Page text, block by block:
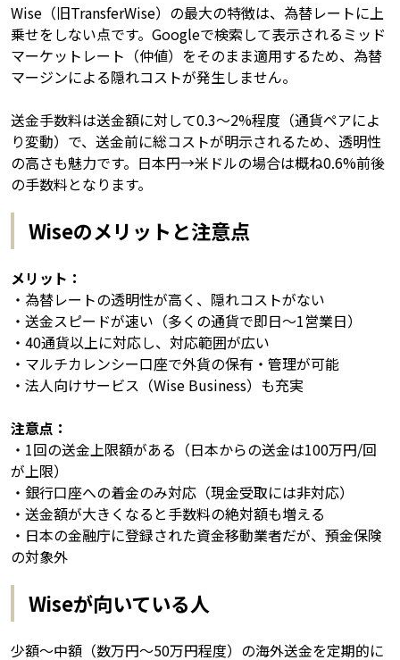
Wise（旧TransferWise）の最大の特徴は、為替レートに上
乗せをしない点です。Googleで検索して表示されるミッド
マーケットレート（仲値）をそのまま適用するため、為替
マージンによる隠れコストが発生しません。
送金手数料は送金額に対して0.3〜2%程度（通貨ペアによ
り変動）で、送金前に総コストが明示されるため、透明性
の高さも魅力です。日本円→米ドルの場合は概ね0.6%前後
の手数料となります。
Wiseのメリットと注意点
メリット：
・為替レートの透明性が高く、隠れコストがない
・送金スピードが速い（多くの通貨で即日〜1営業日）
・40通貨以上に対応し、対応範囲が広い
・マルチカレンシー口座で外貨の保有・管理が可能
・法人向けサービス（Wise Business）も充実
注意点：
・1回の送金上限額がある（日本からの送金は100万円/回
が上限）
・銀行口座への着金のみ対応（現金受取には非対応）
・送金額が大きくなると手数料の絶対額も増える
・日本の金融庁に登録された資金移動業者だが、預金保険
の対象外
Wiseが向いている人
少額〜中額（数万円〜50万円程度）の海外送金を定期的に